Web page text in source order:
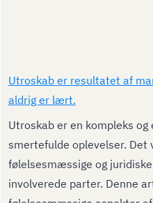
Utroskab er resultatet af
aldrig er lært.
Utroskab er en kompleks
smertefulde oplevelser. Det
følelsesmæssige og
involverede parter. Denne